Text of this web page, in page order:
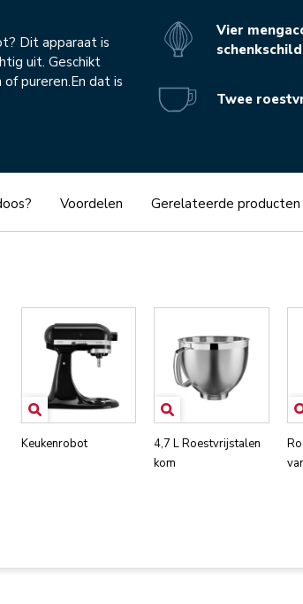
Dit apparaat is
uit. Geschikt
pureren.En dat is
Vier
schenkschild
Twee
Voordelen Gerelateerde producten
Keukenrobot
4,7 L Roestvrijstalen
kom